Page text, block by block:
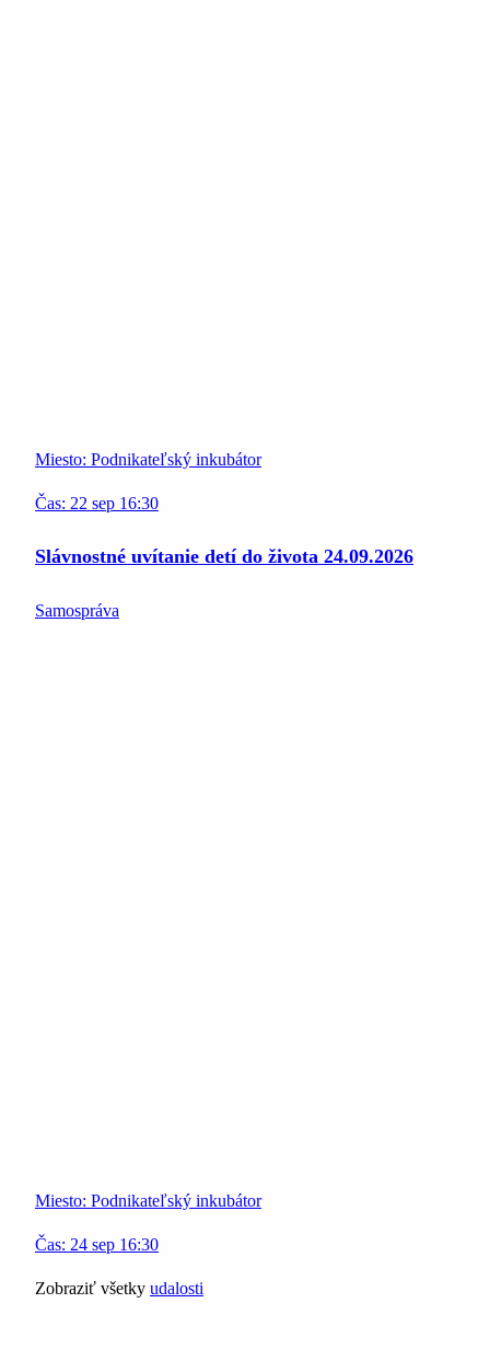
Miesto: Podnikateľský inkubátor
Čas: 22 sep 16:30
Slávnostné uvítanie detí do života 24.09.2026
Samospráva
Miesto: Podnikateľský inkubátor
Čas: 24 sep 16:30
Zobraziť všetky udalosti